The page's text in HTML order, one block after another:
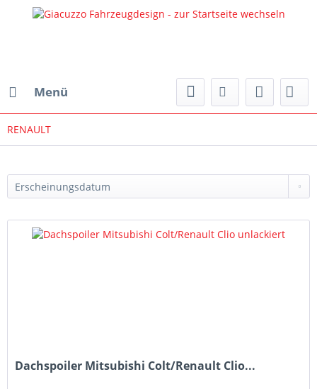
Menü
RENAULT
Dachspoiler Mitsubishi Colt/Renault Clio...